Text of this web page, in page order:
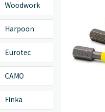
Woodwork
Harpoon
Eurotec
CAMO
Finka